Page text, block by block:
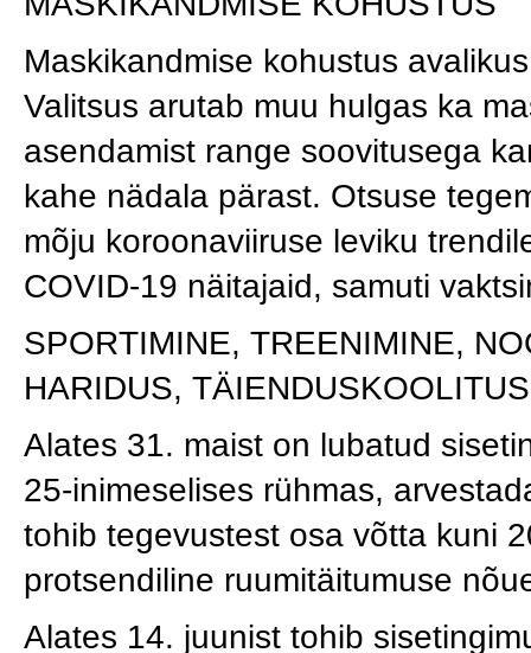
Maskikandmise kohustus
Valitsus arutab muu hulgas ka
asendamist range soovitusega
kahe nädala pärast. Otsuse
mõju koroonaviiruse leviku
COVID-19 näitajaid, samuti
SPORTIMINE, TREENIMINE,
HARIDUS,
Alates 31. maist on lubatud
25-inimeselises rühmas,
tohib tegevustest osa võtta kuni
protsendiline ruumitäitumuse
Alates 14. juunist tohib